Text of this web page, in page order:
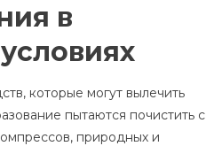
в
которые могут вылечить
пытаются почистить с
природных и